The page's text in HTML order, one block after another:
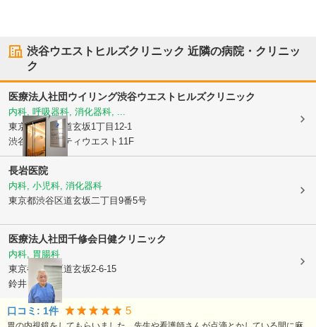
渋谷ウエストヒルズクリニック 近隣の病院・クリニッ
ク
医療法人社団ウイリング渋谷ウエストヒルズクリニック
内科, 呼吸器科, 消化器科, ...
東京都渋谷区 道玄坂1丁目12-1
渋谷マークシティウエスト11F
長岩医院
内科, 小児科, 消化器科
東京都渋谷区道玄坂二丁目9番5号
医療法人社団千修会日健クリニック
内科, 胃腸科
東京都渋谷区道玄坂2-6-15
鈴井ビル 5F
口コミ: 1件 5